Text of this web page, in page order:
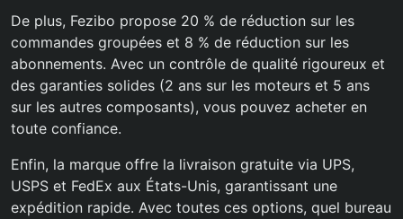
De plus, Fezibo propose 20 % de réduction sur les
commandes groupées et 8 % de réduction sur les
abonnements. Avec un contrôle de qualité rigoureux et
des garanties solides (2 ans sur les moteurs et 5 ans
sur les autres composants), vous pouvez acheter en
toute confiance.
Enfin, la marque offre la livraison gratuite via UPS,
USPS et FedEx aux États-Unis, garantissant une
expédition rapide. Avec toutes ces options, quel bureau